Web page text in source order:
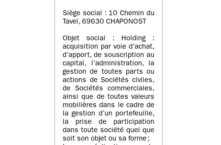
Siège social : 10 Chemin du
Tavel, 69630 CHAPONOST
Objet social : Holding :
acquisition par voie d’achat,
d’apport, de souscription au
capital, l’administration, la
gestion de toutes parts ou
actions de Sociétés civiles,
de Sociétés commerciales,
ainsi que de toutes valeurs
mobilières dans le cadre de
la gestion d’un portefeuille,
la prise de participation
dans toute société quel que
soit son objet ou sa forme ;